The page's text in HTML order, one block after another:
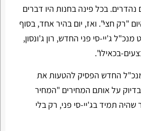
נהדרים. בכל פינה בחנות היו דברים
פעם 100% והיום "רק חצי". ואז, יום בהיר אחד, בסוף
החליט מנכ"ל ג'יי-סי פני החדש, רון ג'ונסון,
בכאילו".
המנכ"ל החדש הפסיק להטעות את
על אותם המחירים "המחיר
שהיה תמיד בג'יי-סי פני, רק בלי